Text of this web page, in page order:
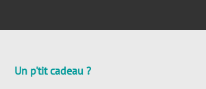
Un p'tit cadeau ?